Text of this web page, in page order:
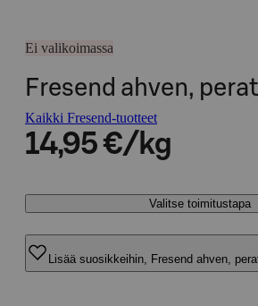
Ei valikoimassa
Fresend ahven,
Kaikki Fresend-tuotteet
14,95 €/kg
Valitse toimitustapa
Lisää suosikkeihin, Fresend ahven,